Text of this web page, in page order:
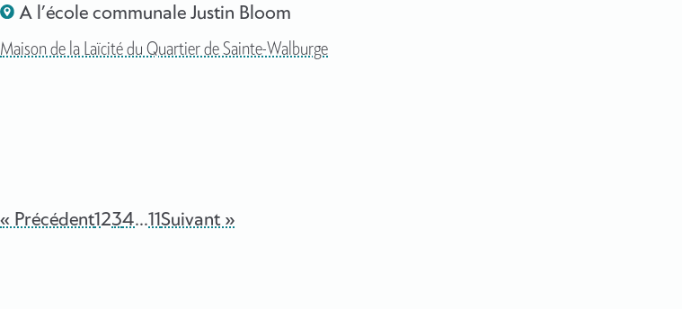
A l’école communale Justin Bloom
Maison de la Laïcité du Quartier de Sainte-Walburge
« Précédent1234…11Suivant »